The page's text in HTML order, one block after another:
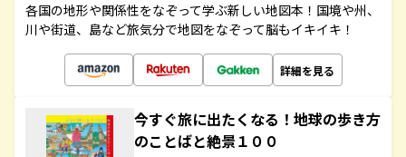
各国の地形や関係性をなぞって学ぶ新しい地図本！国境や州、
川や街道、島など旅気分で地図をなぞって脳もイキイキ！
詳細を見る
今すぐ旅に出たくなる！地球の歩き方
のことばと絶景１００